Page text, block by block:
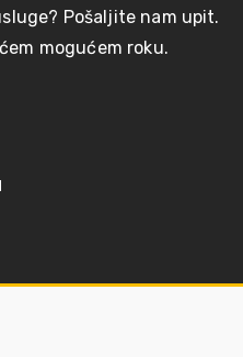
Pošaljite nam upit.
mogućem roku.